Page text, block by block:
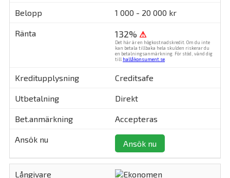
1 000 - 20 000 kr
132% ⚠
Det här är en högkostnadskredit. Om du inte
kan betala tillbaka hela skulden riskerar du
en betalningsanmärkning. För stöd, vänd dig
till hallåkonsument.se
Creditsafe
Direkt
Accepteras
Ansök nu